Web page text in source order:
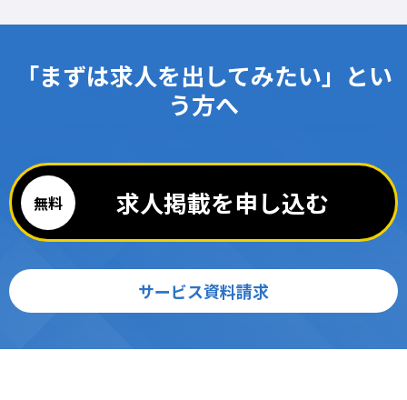
「まずは求人を出してみたい」とい
う方へ
求人掲載を申し込む
サービス資料請求